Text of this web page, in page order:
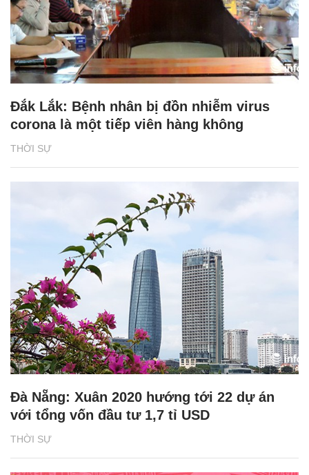
THỜI SỰ
Đắk Lắk: Bệnh nhân bị đồn nhiễm virus
corona là một tiếp viên hàng không
THỜI SỰ
Đà Nẵng: Xuân 2020 hướng tới 22 dự án
với tổng vốn đầu tư 1,7 tỉ USD